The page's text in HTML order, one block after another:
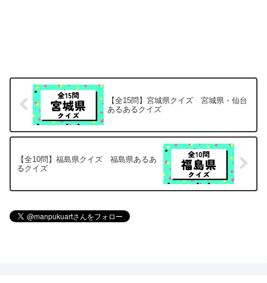
【全15問】宮城県クイズ 宮城県・仙台
あるあるクイズ
【全10問】福島県クイズ 福島県あるあ
るクイズ